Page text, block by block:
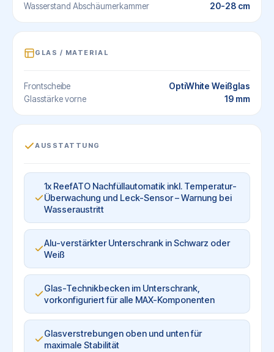
Wasserstand Abschäumerkammer 20-28 cm
GLAS / MATERIAL
Frontscheibe OptiWhite Weißglas
Glasstärke vorne 19 mm
AUSSTATTUNG
1x ReefATO Nachfüllautomatik inkl. Temperatur-
Überwachung und Leck-Sensor – Warnung bei
Wasseraustritt
Alu-verstärkter Unterschrank in Schwarz oder
Weiß
Glas-Technikbecken im Unterschrank,
vorkonfiguriert für alle MAX-Komponenten
Glasverstrebungen oben und unten für
maximale Stabilität